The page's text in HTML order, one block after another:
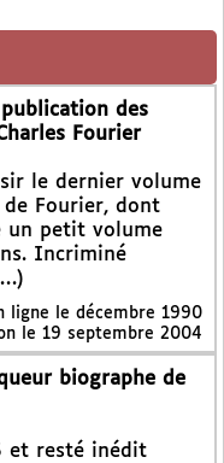
des
Fourier
le dernier volume
Fourier, dont
un petit volume
Incriminé
ligne le décembre 1990
le 19 septembre 2004
biographe de
et resté inédit